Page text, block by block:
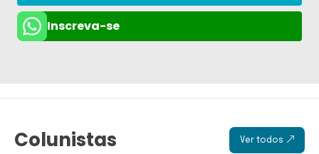
Inscreva-se
Colunistas Ver todos